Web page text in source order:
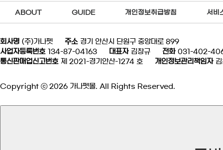
ABOUT GUIDE 개인정보취급방침 서비
회사명 (주)가나펫 주소 경기 안산시 단원구 중앙대로 899
사업자등록번호
134-87-04163 대표자 김창규 전화 031-402-
통신판매업신고번호 제 2021-경기안산-1274 호 개인정보관리책임자
Copyright ⓒ 2026 가나펫몰. All Rights Reserved.